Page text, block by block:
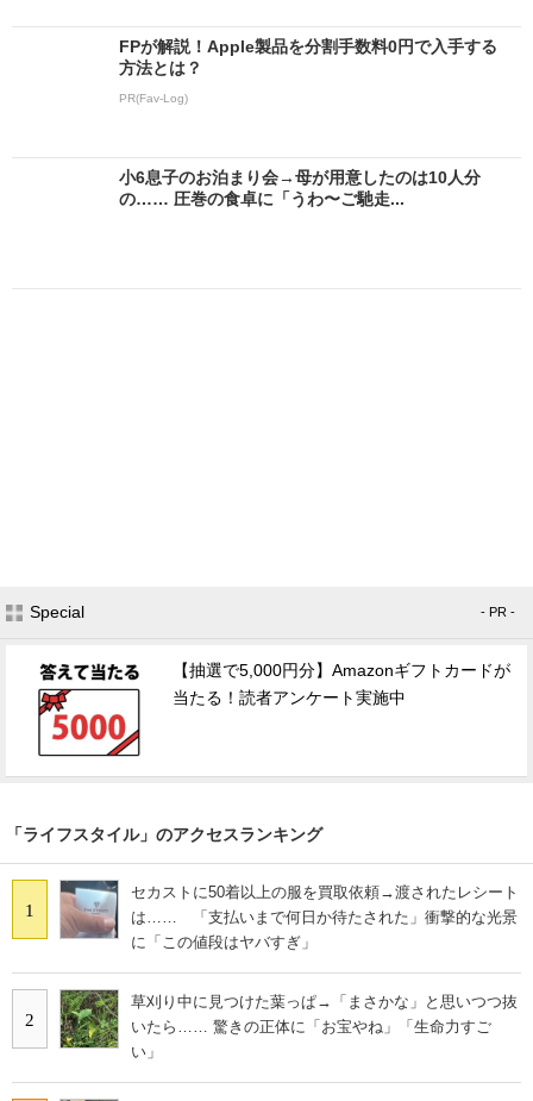
FPが解説！Apple製品を分割手数料0円で入手する
方法とは？
PR(Fav-Log)
小6息子のお泊まり会→母が用意したのは10人分
の…… 圧巻の食卓に「うわ〜ご馳走...
Special - PR -
【抽選で5,000円分】Amazonギフトカードが
当たる！読者アンケート実施中
「ライフスタイル」のアクセスランキング
1
セカストに50着以上の服を買取依頼→渡されたレシート
は…… 「支払いまで何日か待たされた」衝撃的な光景
に「この値段はヤバすぎ」
2
草刈り中に見つけた葉っぱ→「まさかな」と思いつつ抜
いたら…… 驚きの正体に「お宝やね」「生命力すご
い」